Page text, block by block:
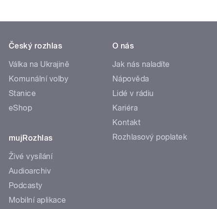
Český rozhlas
Válka na Ukrajině
Komunální volby
Stanice
eShop
mujRozhlas
Živé vysílání
Audioarchiv
Podcasty
Mobilní aplikace
O nás
Jak nás naladíte
Nápověda
Lidé v rádiu
Kariéra
Kontakt
Rozhlasový poplatek